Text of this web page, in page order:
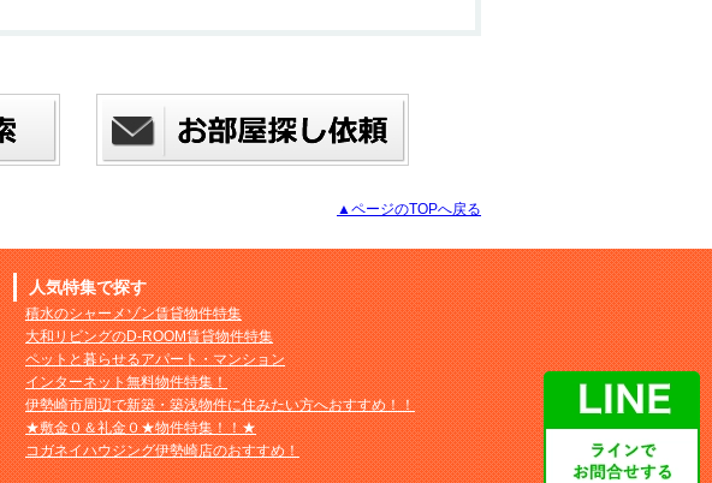
▲ページのTOPへ戻る
人気特集で探す
積水のシャーメゾン賃貸物件特集
大和リビングのD-ROOM賃貸物件特集
ペットと暮らせるアパート・マンション
インターネット無料物件特集！
伊勢崎市周辺で新築・築浅物件に住みたい方へおすすめ！！
★敷金０＆礼金０★物件特集！！★
コガネイハウジング伊勢崎店のおすすめ！